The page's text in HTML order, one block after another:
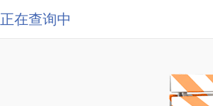
正在查询中